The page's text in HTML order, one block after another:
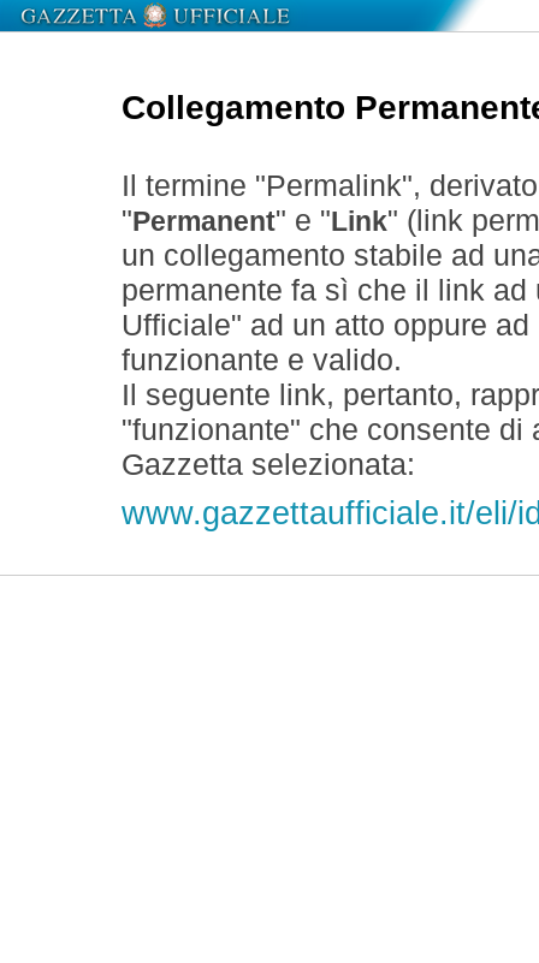
Collegamento
Il termine "Permalink",
" Permanent" e " Link" (link
un collegamento stabile ad
permanente fa sì che il link
Ufficiale" ad un atto oppure
funzionante e valido.
Il seguente link, pertanto,
"funzionante" che consente
Gazzetta selezionata:
www.gazzettaufficiale.it/eli/